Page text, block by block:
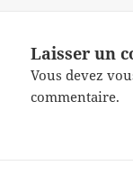
Laisser un
Vous devez
commentaire.